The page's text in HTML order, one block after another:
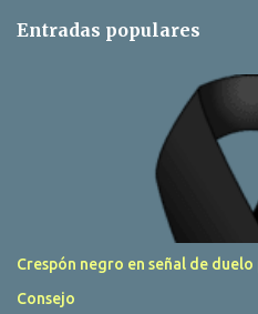
Entradas populares
Crespón negro en señal de
Consejo